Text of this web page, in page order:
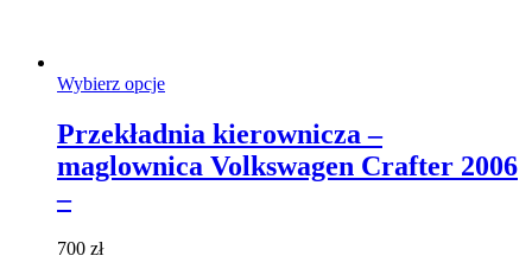
Wybierz opcjeTen
ma
wiele
wariantów.
Przekładnia kierownicza –
maglownica Volkswagen Crafter 2006
–
700 zł